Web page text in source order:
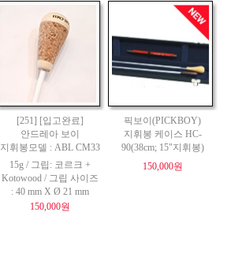
[251] [입고완료]
안드레아 보이
지휘봉모델 : ABL CM33
15g / 그립: 코르크 +
Kotowood / 그립 사이즈
: 40 mm X Ø 21 mm
150,000원
픽보이(PICKBOY)
지휘봉 케이스 HC-
90(38cm; 15"지휘봉)
150,000원